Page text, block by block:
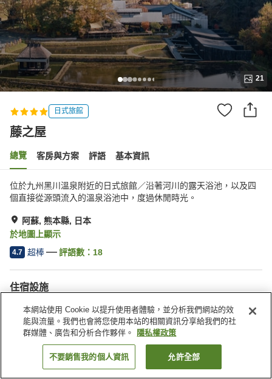
21
日式旅館
藤之屋
總覽 客房與方案 評語 基本資訊
位於九州黑川溫泉附近的日式旅館／沿著河川的露天浴池，以及四
個直接從源頭流入的溫泉浴池中，度過休閒時光。
阿蘇, 熊本縣, 日本
於地圖上顯示
4.7 超棒 評語數： 18
住宿設施
停車場
私人餐廳
露天浴池（溫泉）
日式餐廳
找客房
本網站使用 Cookie 以提升使用者體驗，並分析我們網站的效
能與流量。我們也會將您使用本站的相關資訊分享給我們的社
群媒體、廣告和分析合作夥伴。
隱私權政策
不要銷售我的個人資訊 允許全部